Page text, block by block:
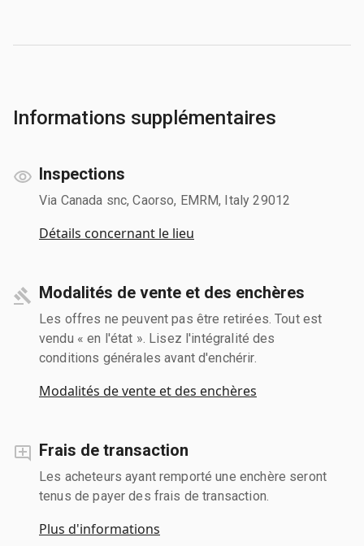
Informations supplémentaires
Inspections
Via Canada snc, Caorso, EMRM, Italy 29012
Détails concernant le lieu
Modalités de vente et des enchères
Les offres ne peuvent pas être retirées. Tout est
vendu « en l'état ». Lisez l'intégralité des
conditions générales avant d'enchérir.
Modalités de vente et des enchères
Frais de transaction
Les acheteurs ayant remporté une enchère seront
tenus de payer des frais de transaction.
Plus d'informations